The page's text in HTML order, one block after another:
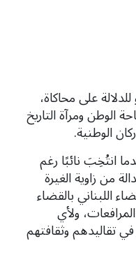
على محاكاة،
الوطن ومرآة التاريخ
الوطنية.
انتُخِبَ نائبًا رغم
من زاوية الغيرة
اللبناني بالقضاء
ولأي
تقاليدهم وثقافتهم